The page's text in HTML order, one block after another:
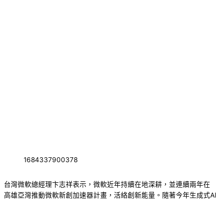
1684337900378
台灣微軟總經理卞志祥表示，微軟近年持續在地深耕，並連續兩年在
高雄亞灣推動微軟新創加速器計畫，活絡創新能量。隨著今年生成式Al